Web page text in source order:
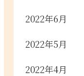
2022年6月
2022年5月
2022年4月